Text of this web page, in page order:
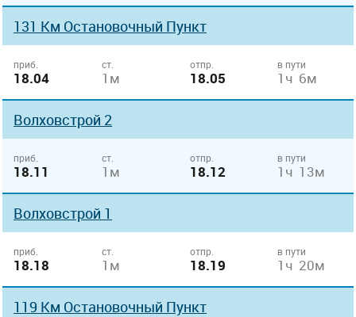
131 Км Остановочный Пункт
приб.
18.04
ст.
1м
отпр.
18.05
в пути
1ч 6м
Волховстрой 2
приб.
18.11
ст.
1м
отпр.
18.12
в пути
1ч 13м
Волховстрой 1
приб.
18.18
ст.
1м
отпр.
18.19
в пути
1ч 20м
119 Км Остановочный Пункт